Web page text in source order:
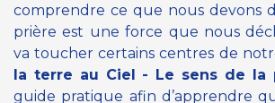
comprendre ce que nous devons
prière est une force que nous
va toucher certains centres de
la terre au Ciel - Le sens de la
guide pratique afin d’apprendre